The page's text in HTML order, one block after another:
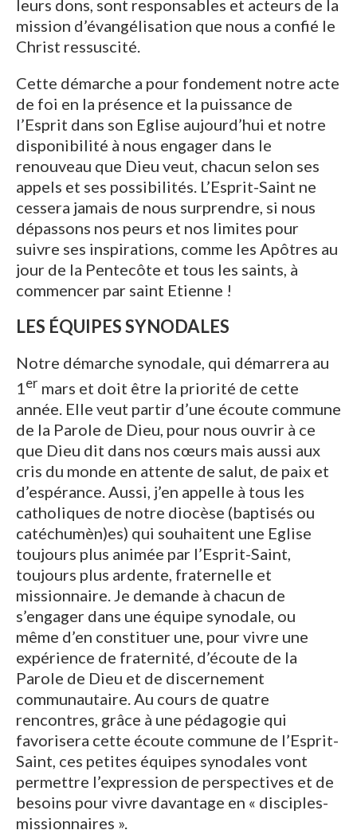
leurs dons, sont responsables et acteurs de la
mission d’évangélisation que nous a confié le
Christ ressuscité.
Cette démarche a pour fondement notre acte
de foi en la présence et la puissance de
l’Esprit dans son Eglise aujourd’hui et notre
disponibilité à nous engager dans le
renouveau que Dieu veut, chacun selon ses
appels et ses possibilités. L’Esprit-Saint ne
cessera jamais de nous surprendre, si nous
dépassons nos peurs et nos limites pour
suivre ses inspirations, comme les Apôtres au
jour de la Pentecôte et tous les saints, à
commencer par saint Etienne !
LES ÉQUIPES SYNODALES
Notre démarche synodale, qui démarrera au
1er mars et doit être la priorité de cette
année. Elle veut partir d’une écoute commune
de la Parole de Dieu, pour nous ouvrir à ce
que Dieu dit dans nos cœurs mais aussi aux
cris du monde en attente de salut, de paix et
d’espérance. Aussi, j’en appelle à tous les
catholiques de notre diocèse (baptisés ou
catéchumèn)es) qui souhaitent une Eglise
toujours plus animée par l’Esprit-Saint,
toujours plus ardente, fraternelle et
missionnaire. Je demande à chacun de
s’engager dans une équipe synodale, ou
même d’en constituer une, pour vivre une
expérience de fraternité, d’écoute de la
Parole de Dieu et de discernement
communautaire. Au cours de quatre
rencontres, grâce à une pédagogie qui
favorisera cette écoute commune de l’Esprit-
Saint, ces petites équipes synodales vont
permettre l’expression de perspectives et de
besoins pour vivre davantage en « disciples-
missionnaires ».